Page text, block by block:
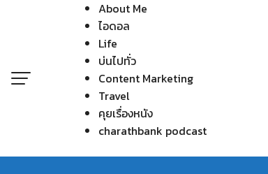
About Me
ไอดอล
Life
บ่นไปทั่ว
Content Marketing
Travel
คุยเรื่องหนัง
charathbank podcast